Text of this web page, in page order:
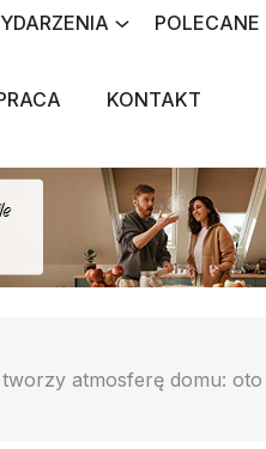
POLECANE
KONTAKT
tworzy atmosferę domu: